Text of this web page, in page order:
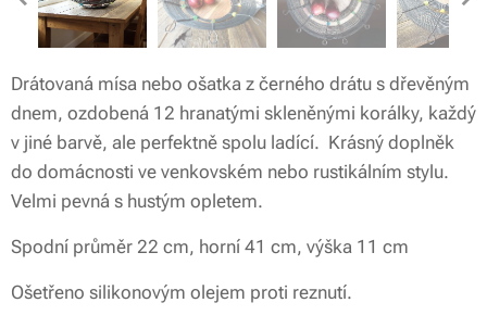
Drátovaná mísa nebo ošatka z černého drátu s dřevěným
dnem, ozdobená 12 hranatými skleněnými korálky, každý
v jiné barvě, ale perfektně spolu ladící. Krásný doplněk
do domácnosti ve venkovském nebo rustikálním stylu.
Velmi pevná s hustým opletem.
Spodní průměr 22 cm, horní 41 cm, výška 11 cm
Ošetřeno silikonovým olejem proti reznutí.